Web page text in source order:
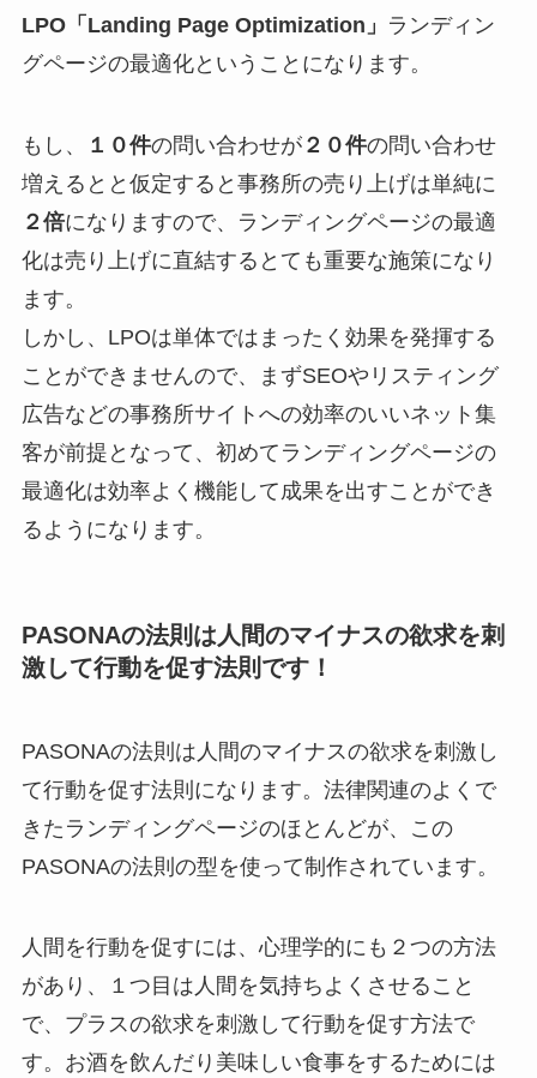
LPO「Landing Page Optimization」 ランディン
グページの最適化ということになります。
もし、 １０件の問い合わせが２０件の問い合わせ
増えるとと仮定すると事務所の売り上げは単純に
２倍になりますので、ランディングページの最適
化は売り上げに直結するとても重要な施策になり
ます。
しかし、LPOは単体ではまったく効果を発揮する
ことができませんので、まずSEOやリスティング
広告などの事務所サイトへの効率のいいネット集
客が前提となって、初めてランディングページの
最適化は効率よく機能して成果を出すことができ
るようになります。
PASONAの法則は人間のマイナスの欲求を刺
激して行動を促す法則です！
PASONAの法則は人間のマイナスの欲求を刺激し
て行動を促す法則になります。法律関連のよくで
きたランディングページのほとんどが、この
PASONAの法則の型を使って制作されています。
人間を行動を促すには、心理学的にも２つの方法
があり、１つ目は人間を気持ちよくさせること
で、プラスの欲求を刺激して行動を促す方法で
す。お酒を飲んだり美味しい食事をするためには